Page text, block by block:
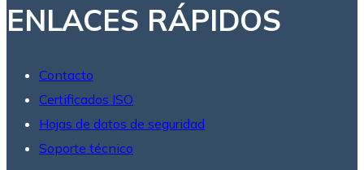
ENLACES RÁPIDOS
Contacto
Certificados ISO
Hojas de datos de seguridad
Soporte técnico